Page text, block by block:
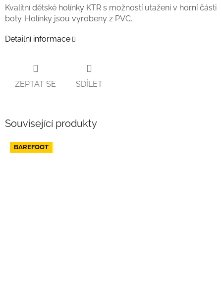
Kvalitní dětské holínky KTR s možností utažení v horní části
boty. Holínky jsou vyrobeny z PVC.
Detailní informace
ZEPTAT SE SDÍLET
Související produkty
BAREFOOT